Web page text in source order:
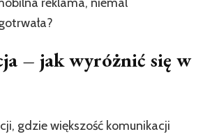
– jak wyróżnić się w
gdzie większość komunikacji